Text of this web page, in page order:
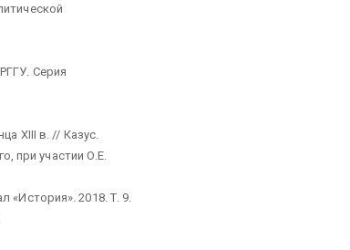
Серия
XIII в. // Казус.
при участии О.Е.
2018. Т. 9.